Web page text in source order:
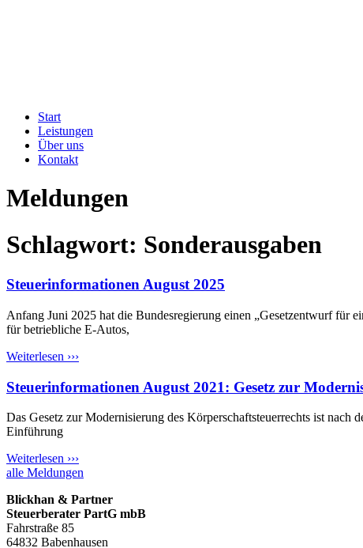
Start
Leistungen
Über uns
Kontakt
Meldungen
Schlagwort: Sonderausgaben
Steuerinformationen August 2025
Anfang Juni 2025 hat die Bundesregierung einen „Gesetzentwurf für
für betriebliche E-Autos,
Weiterlesen ›››
Steuerinformationen August 2021: Gesetz zur
Das Gesetz zur Modernisierung des Körperschaftsteuerrechts ist
Einführung
Weiterlesen ›››
alle Meldungen
Blickhan & Partner
Steuerberater PartG mbB
Fahrstraße 85
64832 Babenhausen